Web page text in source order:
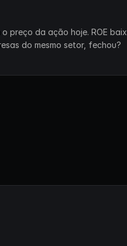
preço da ação hoje. ROE
do mesmo setor, fechou?